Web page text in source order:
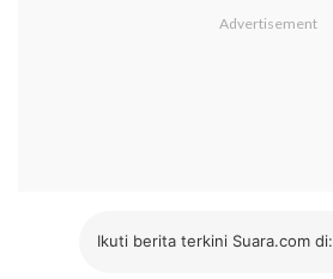
Ikuti berita terkini Suara.com di: